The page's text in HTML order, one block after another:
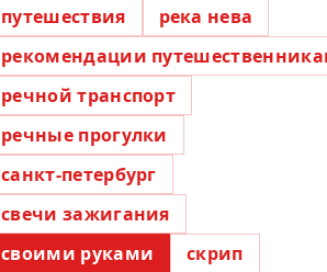
путешествия
река нева
рекомендации
речной транспорт
речные прогулки
санкт-петербург
свечи зажигания
своими руками
скрип